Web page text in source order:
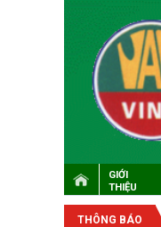
GIỚI
THIỆU
THÔNG BÁO
lớn sau 'siêu bão' lịch sử